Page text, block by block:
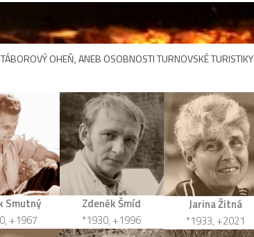
OHEŇ, ANEB OSOBNOSTI TURNOVSKÉ TURISTIKY
Smutný
+1967
Zdeněk Šmíd
*1930, +1996
Jarina Žitná
*1933, +2021